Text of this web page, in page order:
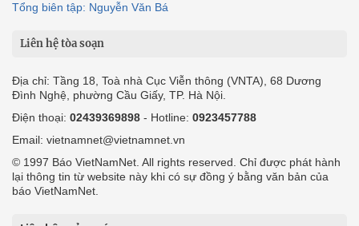
Tổng biên tập: Nguyễn Văn Bá
Liên hệ tòa soạn
Địa chỉ: Tầng 18, Toà nhà Cục Viễn thông (VNTA), 68 Dương
Đình Nghệ, phường Cầu Giấy, TP. Hà Nội.
Điện thoại: 02439369898 - Hotline: 0923457788
Email: vietnamnet@vietnamnet.vn
© 1997 Báo VietNamNet. All rights reserved. Chỉ được phát hành
lại thông tin từ website này khi có sự đồng ý bằng văn bản của
báo VietNamNet.